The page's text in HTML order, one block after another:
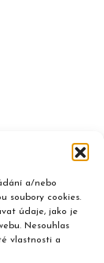
a/nebo
soubory cookies.
údaje, jako je
Nesouhlas
vlastnosti a